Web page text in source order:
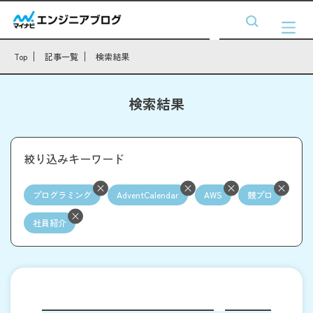
Top 記事一覧 検索結果
検索結果
絞り込みキーワード
プログラミング AdventCalendar AWS 競プロ
社員紹介